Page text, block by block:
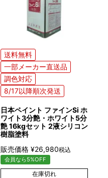
送料無料
一部メーカー直送品
調色対応
8/17以降順次発送
日本ペイント ファインSi ホ
ワイト3分艶・ホワイト5分
艶 16kgセット 2液シリコン
樹脂塗料
販売価格 ¥26,980税込
会員なら5%OFF
在庫切れ